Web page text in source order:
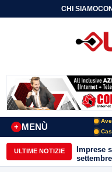
CHI SIAMO
MENÙ
+
ULTIME NOTIZIE
Imprese
e